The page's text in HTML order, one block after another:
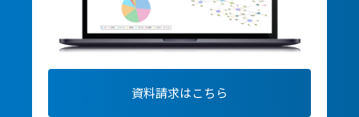
資料請求はこちら